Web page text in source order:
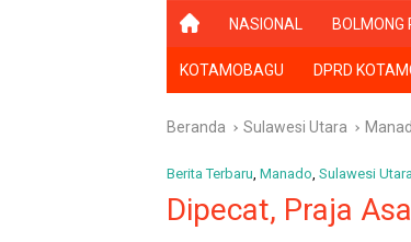
B
R
A
D
NASIONAL BOLMONG
KOTAMOBAGU DPRD
Beranda Sulawesi Utara
Berita Terbaru, Manado, Sulawesi Utara
Dipecat, Praja